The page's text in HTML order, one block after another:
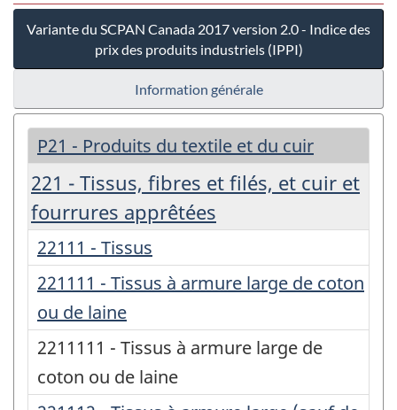
Variante du SCPAN Canada 2017 version 2.0 - Indice des
prix des produits industriels (IPPI)
Information générale
P21 - Produits du textile et du cuir
221 - Tissus, fibres et filés, et cuir et
fourrures apprêtées
22111 - Tissus
221111 - Tissus à armure large de coton
ou de laine
2211111 - Tissus à armure large de
coton ou de laine